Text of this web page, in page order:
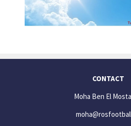
CONTACT
Moha Ben El